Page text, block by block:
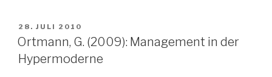
VERÖFFENTLICHT
AM
28. JULI 2010
Ortmann, G. (2009): Management in der
Hypermoderne